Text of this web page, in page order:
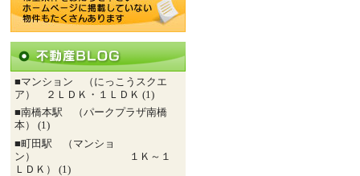
■マンション （にっこうスクエ
ア） ２ＬＤＫ・１ＬＤＫ (1)
■南橋本駅 （パークプラザ南橋
本） (1)
■町田駅 （マンショ
ン） １Ｋ～１
ＬＤＫ） (1)